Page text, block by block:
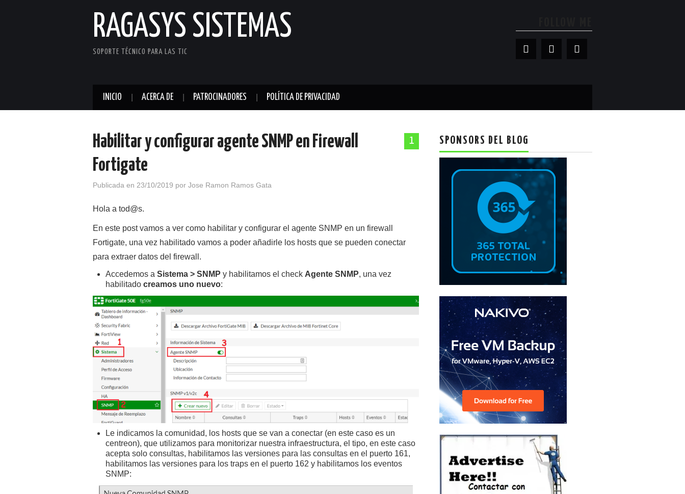
RAGASYS SISTEMAS
SOPORTE TÉCNICO PARA LAS TIC
INICIO ACERCA DE PATROCINADORES POLÍTICA DE PRIVACIDAD
1
Habilitar y configurar agente SNMP en Firewall
Fortigate
Publicada en 23/10/2019 por Jose Ramon Ramos Gata
Hola a tod@s.
En este post vamos a ver como habilitar y configurar el agente SNMP en un firewall
Fortigate, una vez habilitado vamos a poder añadirle los hosts que se pueden conectar
para extraer datos del firewall.
Accedemos a Sistema > SNMP y habilitamos el check Agente SNMP, una vez
habilitado creamos uno nuevo:
Le indicamos la comunidad, los hosts que se van a conectar (en este caso es un
centreon), que utilizamos para monitorizar nuestra infraestructura, el tipo, en este caso
acepta solo consultas, habilitamos las versiones para las consultas en el puerto 161,
habilitamos las versiones para los traps en el puerto 162 y habilitamos los eventos
SNMP:
SPONSORS DEL BLOG